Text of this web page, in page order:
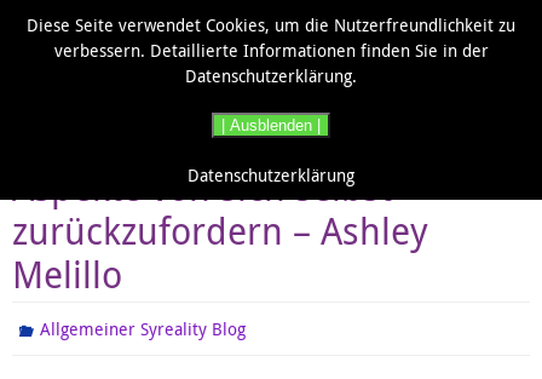
Inhalt
springen
10 Wege, die verborgenen
Aspekte von sich selbst
zurückzufordern – Ashley
Melillo
Allgemeiner Syreality Blog
Diese Seite verwendet Cookies, um die Nutzerfreundlichkeit zu
verbessern. Detaillierte Informationen finden Sie in der
Datenschutzerklärung.
Datenschutzerklärung